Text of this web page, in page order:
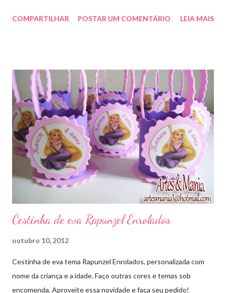
artesmania1@hotmail.com
COMPARTILHAR POSTAR UM COMENTÁRIO LEIA MAIS
Cestinha de eva Rapunzel Enrolados
outubro 10, 2012
Cestinha de eva tema Rapunzel Enrolados, personalizada com
nome da criança e a idade. Faço outras cores e temas sob
encomenda. Aproveite essa novidade e faça seu pedido!